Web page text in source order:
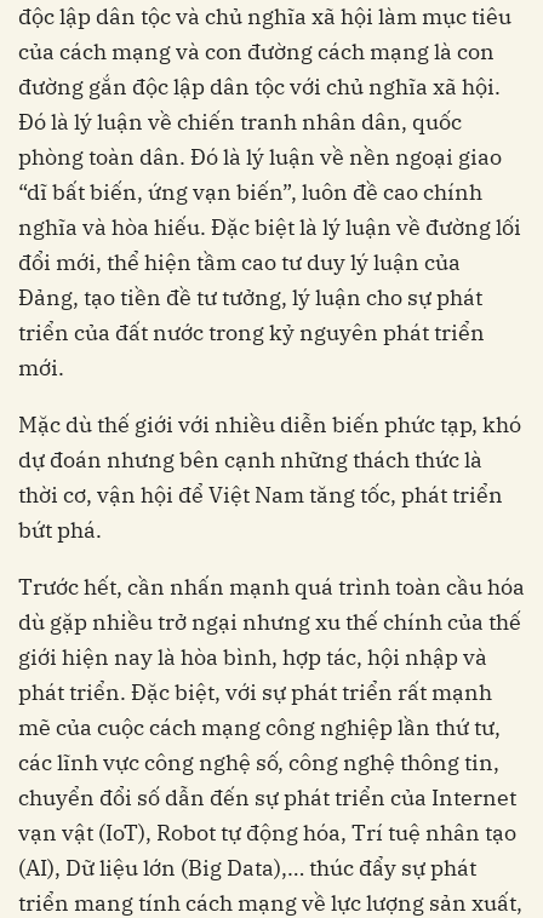
độc lập dân tộc và chủ nghĩa xã hội làm mục tiêu
của cách mạng và con đường cách mạng là con
đường gắn độc lập dân tộc với chủ nghĩa xã hội.
Đó là lý luận về chiến tranh nhân dân, quốc
phòng toàn dân. Đó là lý luận về nền ngoại giao
“dĩ bất biến, ứng vạn biến”, luôn đề cao chính
nghĩa và hòa hiếu. Đặc biệt là lý luận về đường lối
đổi mới, thể hiện tầm cao tư duy lý luận của
Đảng, tạo tiền đề tư tưởng, lý luận cho sự phát
triển của đất nước trong kỷ nguyên phát triển
mới.
Mặc dù thế giới với nhiều diễn biến phức tạp, khó
dự đoán nhưng bên cạnh những thách thức là
thời cơ, vận hội để Việt Nam tăng tốc, phát triển
bứt phá.
Trước hết, cần nhấn mạnh quá trình toàn cầu hóa
dù gặp nhiều trở ngại nhưng xu thế chính của thế
giới hiện nay là hòa bình, hợp tác, hội nhập và
phát triển. Đặc biệt, với sự phát triển rất mạnh
mẽ của cuộc cách mạng công nghiệp lần thứ tư,
các lĩnh vực công nghệ số, công nghệ thông tin,
chuyển đổi số dẫn đến sự phát triển của Internet
vạn vật (IoT), Robot tự động hóa, Trí tuệ nhân tạo
(AI), Dữ liệu lớn (Big Data),… thúc đẩy sự phát
triển mang tính cách mạng về lực lượng sản xuất,